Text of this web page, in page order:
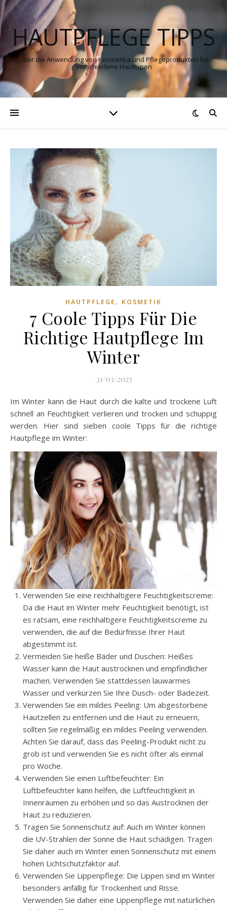
HAUTPFLEGE TIPPS
Über die Anwendung von Kosmetika und Pflegeprodukten für
verschiedene Hauttypen
HAUTPFLEGE , KOSMETIK
7 Coole Tipps Für Die
Richtige Hautpflege Im
Winter
31/03/2023
Im Winter kann die Haut durch die kalte und trockene Luft
schnell an Feuchtigkeit verlieren und trocken und schuppig
werden. Hier sind sieben coole Tipps für die richtige
Hautpflege im Winter:
Verwenden Sie eine reichhaltigere Feuchtigkeitscreme:
Da die Haut im Winter mehr Feuchtigkeit benötigt, ist
es ratsam, eine reichhaltigere Feuchtigkeitscreme zu
verwenden, die auf die Bedürfnisse Ihrer Haut
abgestimmt ist.
Vermeiden Sie heiße Bäder und Duschen: Heißes
Wasser kann die Haut austrocknen und empfindlicher
machen. Verwenden Sie stattdessen lauwarmes
Wasser und verkürzen Sie Ihre Dusch- oder Badezeit.
Verwenden Sie ein mildes Peeling: Um abgestorbene
Hautzellen zu entfernen und die Haut zu erneuern,
sollten Sie regelmäßig ein mildes Peeling verwenden.
Achten Sie darauf, dass das Peeling-Produkt nicht zu
grob ist und verwenden Sie es nicht öfter als einmal
pro Woche.
Verwenden Sie einen Luftbefeuchter: Ein
Luftbefeuchter kann helfen, die Luftfeuchtigkeit in
Innenräumen zu erhöhen und so das Austrocknen der
Haut zu reduzieren.
Tragen Sie Sonnenschutz auf: Auch im Winter können
die UV-Strahlen der Sonne die Haut schädigen. Tragen
Sie daher auch im Winter einen Sonnenschutz mit einem
hohen Lichtschutzfaktor auf.
Verwenden Sie Lippenpflege: Die Lippen sind im Winter
besonders anfällig für Trockenheit und Risse.
Verwenden Sie daher eine Lippenpflege mit natürlichen